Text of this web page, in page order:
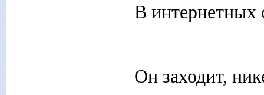
В интернетных
Он заходит,